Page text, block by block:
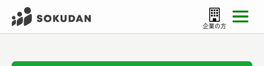
企業の方